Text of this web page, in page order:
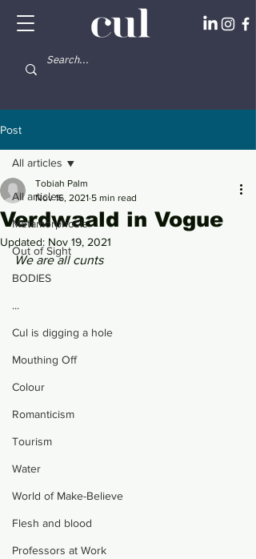
Post
All articles
Metamorphosis
Out of Sight
BODIES
...
Cul is digging a hole
Mouthing Off
Colour
Romanticism
Tourism
Water
World of Make-Believe
Flesh and blood
Professors at Work
All articles
Verdwaald in Vogue
Tobiah Palm
Nov 16, 2021 5 min read
Updated: Nov 19, 2021
We are all cunts